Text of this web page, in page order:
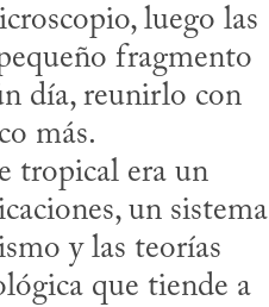
luego las
fragmento
día, reunirlo con
más.
un sistema
y las teorías
que tiende a